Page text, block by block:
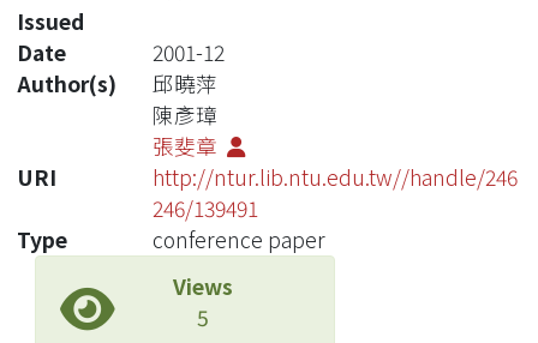
Issued
Date
2001-12
Author(s)
邱曉萍
陳彥璋
張斐章
URI
http://ntur.lib.ntu.edu.tw//handle/246
246/139491
Type
conference paper
Views
5